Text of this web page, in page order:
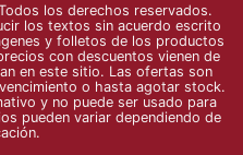
los derechos reservados.
los textos sin acuerdo escrito
y folletos de los productos
con descuentos vienen de
en este sitio. Las ofertas son
o hasta agotar stock.
y no puede ser usado para
pueden variar dependiendo de